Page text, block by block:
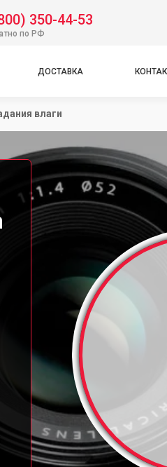
350-44-53
по РФ
ДОСТАВКА
влаги